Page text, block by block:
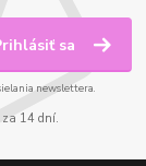
sa
newslettera.
za 14 dní.